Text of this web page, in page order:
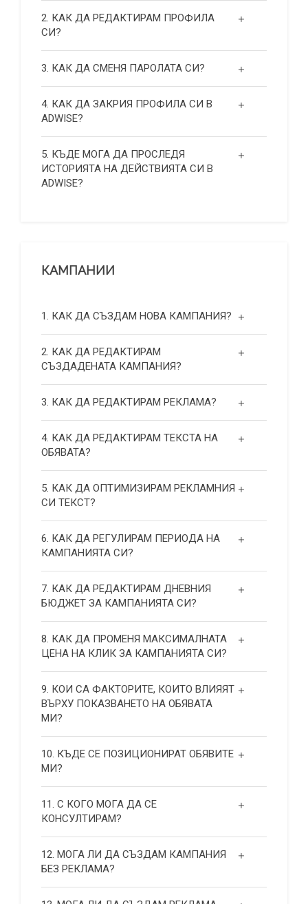
2. КАК ДА РЕДАКТИРАМ ПРОФИЛА
СИ?
3. КАК ДА СМЕНЯ ПАРОЛАТА СИ?
4. КАК ДА ЗАКРИЯ ПРОФИЛА СИ В
ADWISE?
5. КЪДЕ МОГА ДА ПРОСЛЕДЯ
ИСТОРИЯТА НА ДЕЙСТВИЯТА СИ В
ADWISE?
КАМПАНИИ
1. КАК ДА СЪЗДАМ НОВА КАМПАНИЯ?
2. КАК ДА РЕДАКТИРАМ
СЪЗДАДЕНАТА КАМПАНИЯ?
3. КАК ДА РЕДАКТИРАМ РЕКЛАМА?
4. КАК ДА РЕДАКТИРАМ ТЕКСТА НА
ОБЯВАТА?
5. КАК ДА ОПТИМИЗИРАМ РЕКЛАМНИЯ
СИ ТЕКСТ?
6. КАК ДА РЕГУЛИРАМ ПЕРИОДА НА
КАМПАНИЯТА СИ?
7. КАК ДА РЕДАКТИРАМ ДНЕВНИЯ
БЮДЖЕТ ЗА КАМПАНИЯТА СИ?
8. КАК ДА ПРОМЕНЯ МАКСИМАЛНАТА
ЦЕНА НА КЛИК ЗА КАМПАНИЯТА СИ?
9. КОИ СА ФАКТОРИТЕ, КОИТО ВЛИЯЯТ
ВЪРХУ ПОКАЗВАНЕТО НА ОБЯВАТА
МИ?
10. КЪДЕ СЕ ПОЗИЦИОНИРАТ ОБЯВИТЕ
МИ?
11. С КОГО МОГА ДА СЕ
КОНСУЛТИРАМ?
12. МОГА ЛИ ДА СЪЗДАМ КАМПАНИЯ
БЕЗ РЕКЛАМА?